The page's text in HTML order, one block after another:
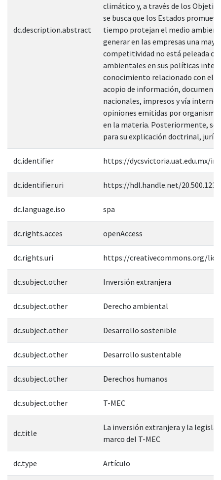
dc.description.abstract
climático y, a través de los
se busca que los Estados
tiempo protejan el medio
generar en las empresas una
competitividad no está peleada
ambientales en sus políticas
conocimiento relacionado con el
acopio de información,
nacionales, impresos y vía
opiniones emitidas por
en la materia. Posteriormente,
para su explicación doctrinal,
dc.identifier https://dycsvictoria.uat.edu.mx/
dc.identifier.uri https://hdl.handle.net/
dc.language.iso spa
dc.rights.acces openAccess
dc.rights.uri https://creativecommons.org/
dc.subject.other Inversión extranjera
dc.subject.other Derecho ambiental
dc.subject.other Desarrollo sostenible
dc.subject.other Desarrollo sustentable
dc.subject.other Derechos humanos
dc.subject.other T-MEC
dc.title
La inversión extranjera y la
marco del T-MEC
dc.type Artículo